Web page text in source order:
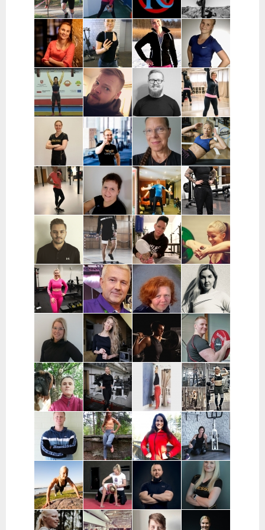
Vantaa,
Kerava
Pekka
Kauranen |
Pohjois-
Pohjanmaa
Mervi
Wennerstrand
| Helsinki,
Ranska
Nooa Närväinen |
Pääkaupunkiseutu
Iina
Taijonlahti |
Helsinki
Kaisa
Poikajärvi |
Espoo
Essi Malíková
| Tampere
Mari Koponen |
Pääkaupunkiseutu
Lotta
Ahteneva |
Järvenpää ja
lähiseutu
Jutta Selin |
Pirkanmaa
Ville Suur-
Inkeroinen |
Varsinais-
Suomi
Antti
Kjellman |
Oulu
Jenni
Siponen |
Lohja
Noora Karme |
Espoo ja
Helsinki
Leppänen |
Pirkanmaa
Eeva Beckford
| Espoo ja
Leppävaara
Heidi Ilomäki
| Sastamala
Laura Raisio |
Kärkölä,
Hollola, Lahti,
Lammi
Teija Augustin
| Varsinais-
Suomi, Turku
Kari Timonen
| Lohja
Arttu Kurkela
| Pohjois-
Pohjanmaa
Joni Vuopio |
Pääkaupunkiseutu
Luukas Tukia |
Helsinki
Heli Toro |
Riihimäki,
Hyvinkää,
Hausjärvi,
Loppi,
Janakkala
Tanja Juntunen |
Päijät-Häme ja
Pääkaupunkiseutu
Charlotta
Grönberg |
Pääkaupunkiseutu
Stefan
Westerback |
Pääkaupunkiseutu
Eeva Nuutinen |
Pääkaupunkiseutu
ja Muu Suomi
Routa
Training |
Helsinki ja
Espoo
Jenni Sukko |
Oulu
Elina Lepistö |
Pirkanmaa
Heidi Soikkeli
| Tampere
Jani Lehtilä |
Turku ja etä
Kati Raittinen
| Turku, Raisio,
Mynämäki,
Masku,
Nousiainen
Jenna Hakala
| Turku ja
Varsinais-
Suomi
Leinimaa |
Hyvinkää,
Hausjärvi,
Riihimäki
Christin
Moritz |
Helsinki,
Espoo ja
Vantaa
Samuli
Huttunen |
Porvoo ja
lähialueet
Janette
Latva-
Valkama |
Tampere ja
lähialueet
Sofia Kuisti-
Rannanjärvi |
Seinäjoki ja
etä
Jenni Harala |
Keski-Uusimaa ja
Pääkaupunkiseutu
Mira Auvinen
| Helsinki
Marika Uoti |
Helsinki ja
Markus
Paajala |
Sanni
Nevalainen |